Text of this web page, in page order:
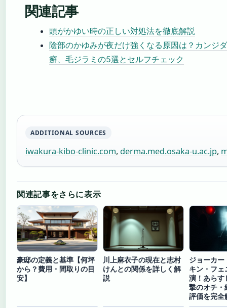
関連記事
頭がかゆい時の正しい対処法を徹底解説
陰部のかゆみが夜だけ強くなる原因は？カンジ
癬、毛ジラミの5選とセルフチェック
ADDITIONAL SOURCES
iwakura-kibo-clinic.com, derma.med.osaka-u.ac.jp,
関連記事をさらに表示
豪邸の定義と基準【何坪
から？費用・間取りの目
安】
川上麻衣子の現在と志村
けんとの関係を詳しく解
説
ジョーカー
キン・フェ
演！あらす
撃のオチ・
評価を完全